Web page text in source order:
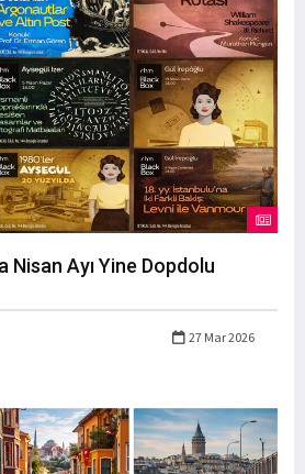
Nisan Ayı Yine Dopdolu
27 Mar 2026